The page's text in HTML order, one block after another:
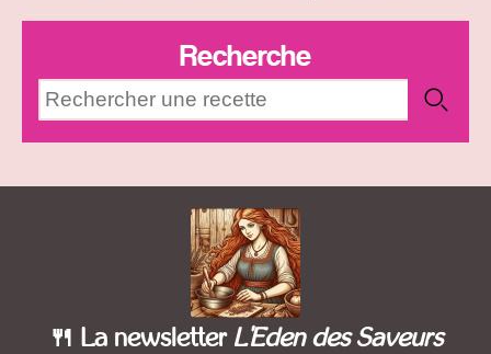
Recherche
🍴 La newsletter L'Eden des Saveurs